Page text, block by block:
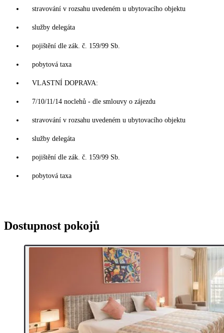
stravování v rozsahu uvedeném u ubytovacího objektu
služby delegáta
pojištění dle zák. č. 159/99 Sb.
pobytová taxa
VLASTNÍ DOPRAVA:
7/10/11/14 noclehů - dle smlouvy o zájezdu
stravování v rozsahu uvedeném u ubytovacího objektu
služby delegáta
pojištění dle zák. č. 159/99 Sb.
pobytová taxa
Dostupnost pokojů